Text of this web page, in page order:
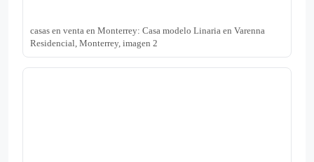
casas en venta en Monterrey: Casa modelo Linaria en Varenna
Residencial, Monterrey, imagen 2